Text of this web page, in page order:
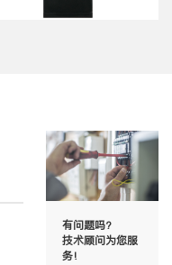
有问题吗?
技术顾问为您服
务!